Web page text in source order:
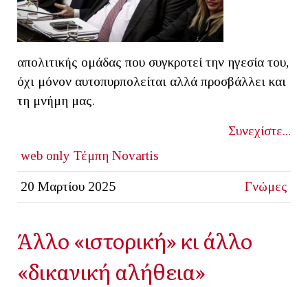
απολιτικής ομάδας που συγκροτεί την ηγεσία του,
όχι μόνον αυτοπυρπολείται αλλά προσβάλλει και
τη μνήμη μας.
Συνεχίστε...
web only Τέμπη Novartis
20 Μαρτίου 2025 Γνώμες
Άλλο «ιστορική» κι άλλο
«δικανική αλήθεια»